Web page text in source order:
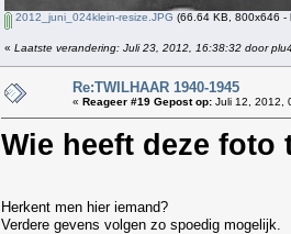
2012_juni_024klein-resize.JPG (66.64 KB, 800x646 -
« Laatste verandering: Juli 23, 2012, 16:38:32 door
Re:TWILHAAR 1940-1945
« Reageer #19 Gepost op: Juli 12, 2012,
Wie heeft deze
Herkent men hier iemand?
Verdere gevens volgen zo spoedig mogelijk.